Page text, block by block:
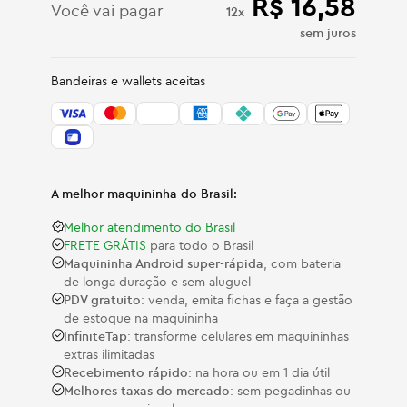
Você vai pagar 12x R$ 16,58
sem juros
Bandeiras e wallets aceitas
A melhor maquininha do Brasil:
Melhor atendimento do Brasil
FRETE GRÁTIS para todo o Brasil
Maquininha Android super-rápida, com bateria
de longa duração e sem aluguel
PDV gratuito: venda, emita fichas e faça a gestão
de estoque na maquininha
InfiniteTap: transforme celulares em maquininhas
extras ilimitadas
Recebimento rápido: na hora ou em 1 dia útil
Melhores taxas do mercado: sem pegadinhas ou